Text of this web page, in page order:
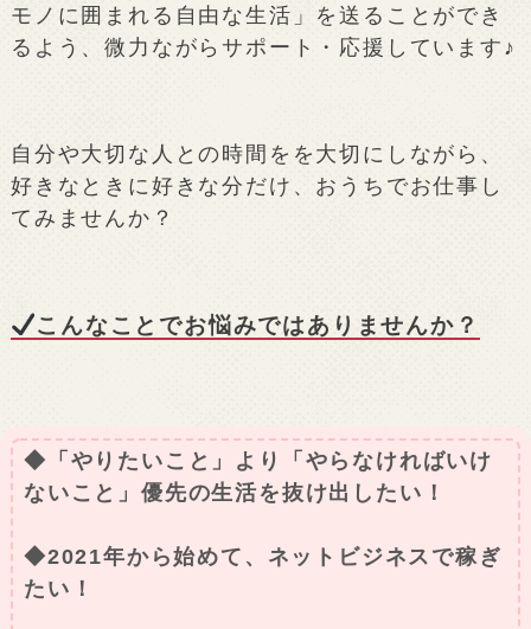
モノに囲まれる自由な生活」を送ることができ
るよう、微力ながらサポート・応援しています♪
自分や大切な人との時間をを大切にしながら、
好きなときに好きな分だけ、おうちでお仕事し
てみませんか？
こんなことでお悩みではありませんか？
◆「やりたいこと」より「やらなければいけ
ないこと」優先の生活を抜け出したい！
◆2021年から始めて、ネットビジネスで稼ぎ
たい！